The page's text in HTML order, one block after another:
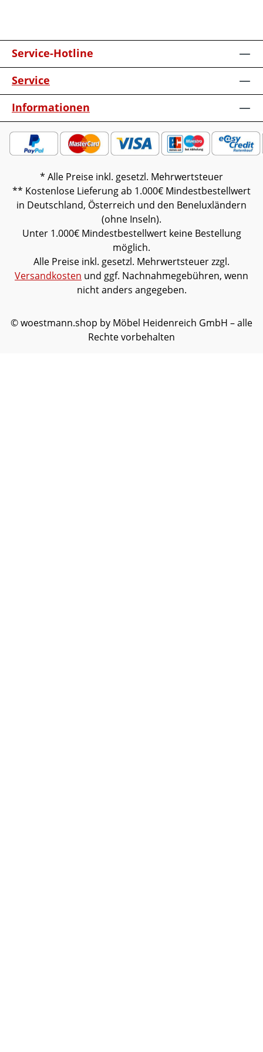
Service-Hotline
Service
Informationen
* Alle Preise inkl. gesetzl. Mehrwertsteuer
** Kostenlose Lieferung ab 1.000€ Mindestbestellwert
in Deutschland, Österreich und den Beneluxländern
(ohne Inseln).
Unter 1.000€ Mindestbestellwert keine Bestellung
möglich.
Alle Preise inkl. gesetzl. Mehrwertsteuer zzgl.
Versandkosten und ggf. Nachnahmegebühren, wenn
nicht anders angegeben.
© woestmann.shop by Möbel Heidenreich GmbH – alle
Rechte vorbehalten